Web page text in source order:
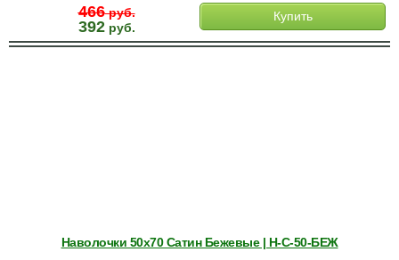
466руб.
392руб.
Купить
Наволочки 50х70 Сатин Бежевые | Н-С-50-БЕЖ